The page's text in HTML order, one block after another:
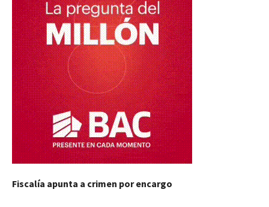
Fiscalía apunta a crimen por encargo